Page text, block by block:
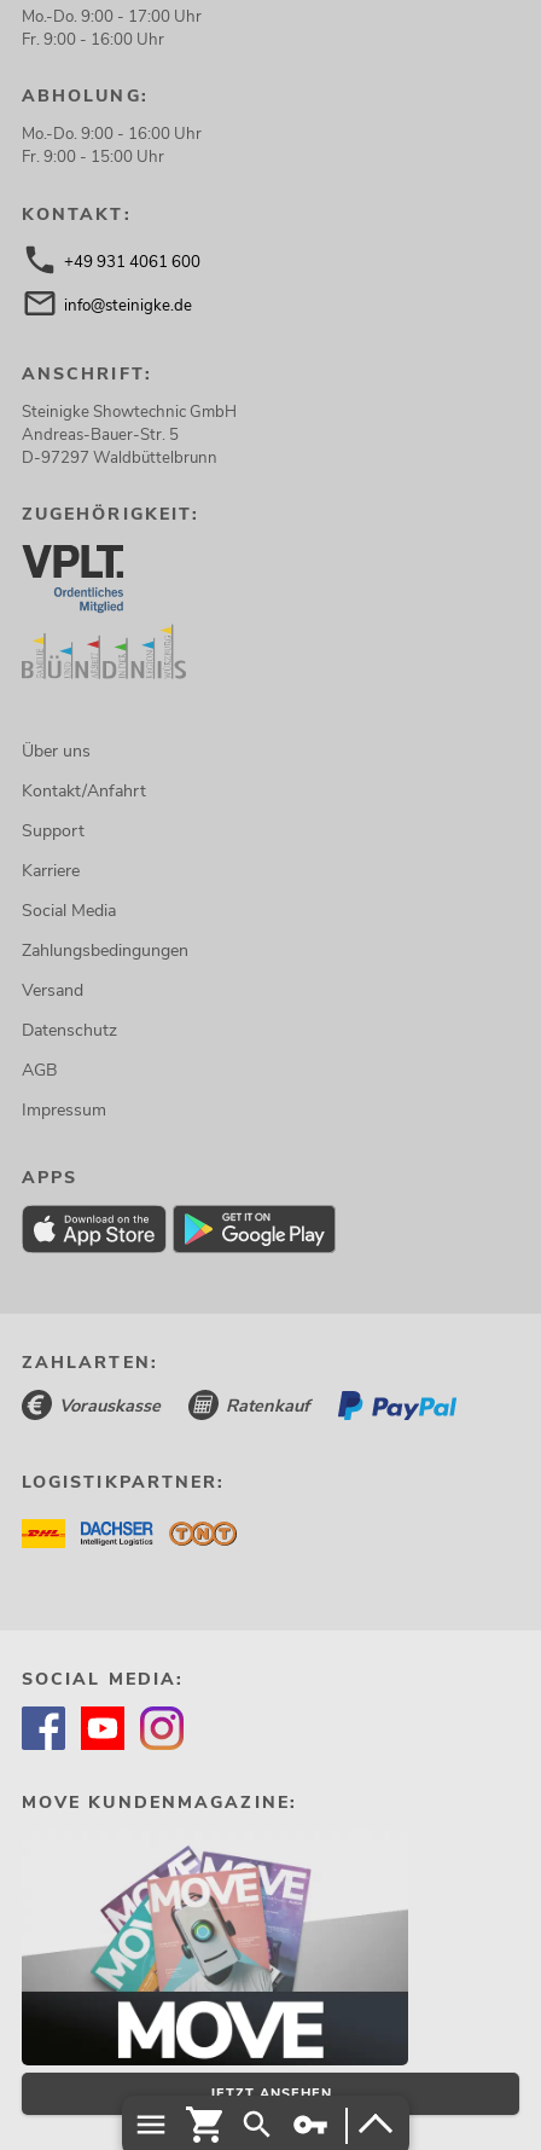
Mo.-Do. 9:00 - 17:00 Uhr
Fr. 9:00 - 16:00 Uhr
ABHOLUNG:
Mo.-Do. 9:00 - 16:00 Uhr
Fr. 9:00 - 15:00 Uhr
KONTAKT:
+49 931 4061 600
info@steinigke.de
ANSCHRIFT:
Steinigke Showtechnic GmbH
Andreas-Bauer-Str. 5
D-97297 Waldbüttelbrunn
ZUGEHÖRIGKEIT:
Über uns
Kontakt/Anfahrt
Support
Karriere
Social Media
Zahlungsbedingungen
Versand
Datenschutz
AGB
Impressum
APPS
ZAHLARTEN:
Vorauskasse Ratenkauf
LOGISTIKPARTNER:
SOCIAL MEDIA:
MOVE KUNDENMAGAZINE:
JETZT ANSEHEN